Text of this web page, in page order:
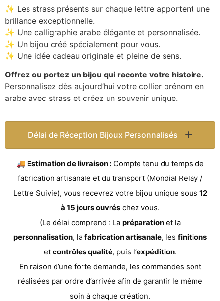
✨ Les strass présents sur chaque lettre apportent une
brillance exceptionnelle.
✨ Une calligraphie arabe élégante et personnalisée.
✨ Un bijou créé spécialement pour vous.
✨ Une idée cadeau originale et pleine de sens.
Offrez ou portez un bijou qui raconte votre histoire.
Personnalisez dès aujourd’hui votre collier prénom en
arabe avec strass et créez un souvenir unique.
Délai de Réception Bijoux Personnalisés
🚚 Estimation de livraison : Compte tenu du temps de
fabrication artisanale et du transport (Mondial Relay /
Lettre Suivie), vous recevrez votre bijou unique sous 12
à 15 jours ouvréschez vous.
(Le délai comprend : La préparationet la
personnalisation, la fabrication artisanale, les finitions
et contrôles qualité, puis l’expédition.
En raison d’une forte demande, les commandes sont
réalisées par ordre d’arrivée afin de garantir le même
soin à chaque création.